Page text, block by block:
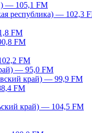
— 105,1 FM
республика) — 102,3
FM
FM
FM
— 95,0 FM
край) — 99,9 FM
FM
край) — 104,5 FM